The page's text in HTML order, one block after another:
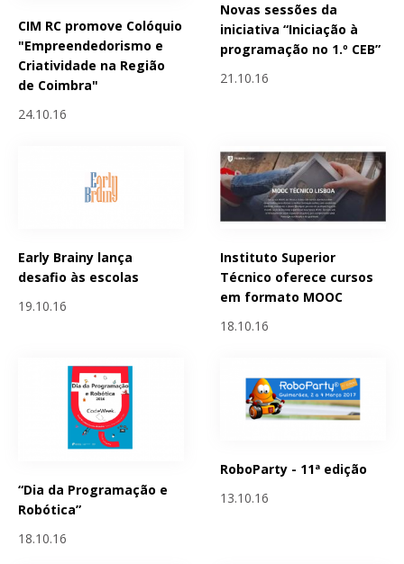
CIM RC promove Colóquio
"Empreendedorismo e
Criatividade na Região
de Coimbra"
24.10.16
Novas sessões da
iniciativa “Iniciação à
programação no 1.º CEB”
21.10.16
Early Brainy lança
desafio às escolas
19.10.16
Instituto Superior
Técnico oferece cursos
em formato MOOC
18.10.16
“Dia da Programação e
Robótica”
18.10.16
RoboParty - 11ª edição
13.10.16